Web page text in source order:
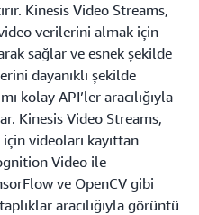
Kinesis Video Streams,
verilerini almak için
sağlar ve esnek şekilde
dayanıklı şekilde
kolay API’ler aracılığıyla
Kinesis Video Streams,
videoları kayıttan
Video ile
ve OpenCV gibi
aracılığıyla görüntü